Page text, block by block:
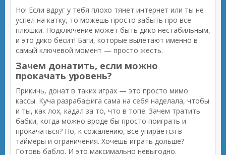
Но! Если вдруг у тебя плохо тянет интернет или ты не
успел на катку, то можешь просто забыть про все
плюшки. Подключение может быть дико нестабильным,
и это дико бесит! Баги, которые вылетают именно в
самый ключевой момент — просто жесть.
Зачем донатить, если можно
прокачать уровень?
Прикинь, донат в таких играх — это просто мимо
кассы. Куча разрабафига сама на себя наделала, чтобы
и ты, как лох, кадал за то, что в топе. Зачем тратить
бабки, когда можно вроде бы просто поиграть и
прокачаться? Но, к сожалению, все упирается в
таймеры и ограничения. Хочешь играть дольше?
Готовь бабло. И это максимально невыгодно.